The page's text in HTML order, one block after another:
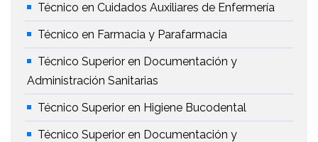
Técnico en Cuidados Auxiliares de Enfermería
Técnico en Farmacia y Parafarmacia
Técnico Superior en Documentación y
Administración Sanitarias
Técnico Superior en Higiene Bucodental
Técnico Superior en Documentación y